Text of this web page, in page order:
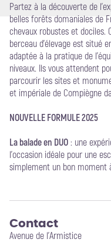
Partez à la découverte de
belles forêts domaniales de
chevaux robustes et
berceau d’élevage est situé
adaptée à la pratique de
niveaux. Ils vous attendent
parcourir les sites et
et impériale de Compiègne
NOUVELLE FORMULE 2025
La balade en DUO : une
l’occasion idéale pour une
simplement un bon moment
Contact
Avenue de l'Armistice